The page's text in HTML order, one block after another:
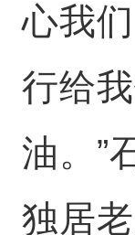
心我
行给
油。”
独居